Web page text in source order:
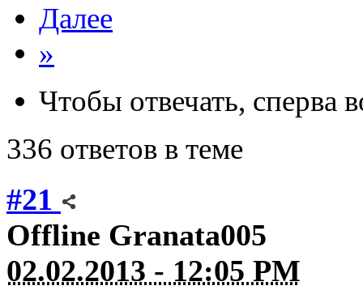
Далее
»
Чтобы отвечать, сперва
336 ответов в теме
#21
Offline Granata005
02.02.2013 - 12:05 PM